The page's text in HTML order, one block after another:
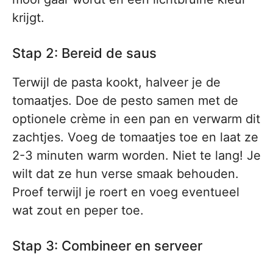
krijgt.
Stap 2: Bereid de saus
Terwijl de pasta kookt, halveer je de
tomaatjes. Doe de pesto samen met de
optionele crème in een pan en verwarm dit
zachtjes. Voeg de tomaatjes toe en laat ze
2-3 minuten warm worden. Niet te lang! Je
wilt dat ze hun verse smaak behouden.
Proef terwijl je roert en voeg eventueel
wat zout en peper toe.
Stap 3: Combineer en serveer